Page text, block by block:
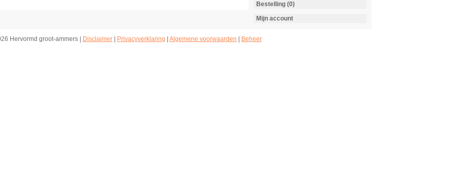
Bestelling (0)
Mijn account
Hervormd groot-ammers | Disclaimer Privacyverklaring Algemene voorwaarden Beheer